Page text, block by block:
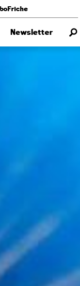
Newsletter